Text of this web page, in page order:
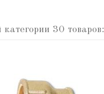
категории 30 товаров: